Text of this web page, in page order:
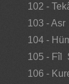
102 -
103 -
104 -
105 - Fîl
106 -